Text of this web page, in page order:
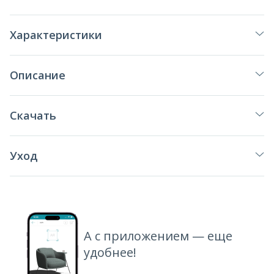
Характеристики
Описание
Скачать
Уход
А с приложением — еще
удобнее!